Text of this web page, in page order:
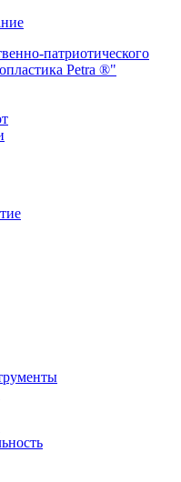
патриотического
Petra ®"